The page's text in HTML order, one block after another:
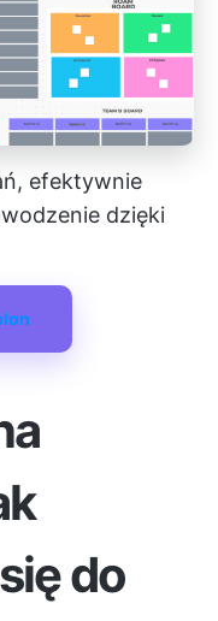
efektywnie
dzięki
do